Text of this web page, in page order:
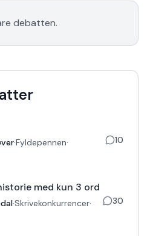
debatten.
·Fyldepennen·
10
med kun 3 ord
·Skrivekonkurrencer·
30